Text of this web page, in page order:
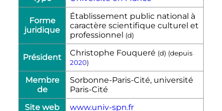
Forme
juridique
Établissement public national à
caractère scientifique culturel et
professionnel (d)
Président Christophe Fouqueré (d) (depuis
2020)
Membre
de
Sorbonne-Paris-Cité, université
Paris-Cité
Site web
www.univ-spn.fr